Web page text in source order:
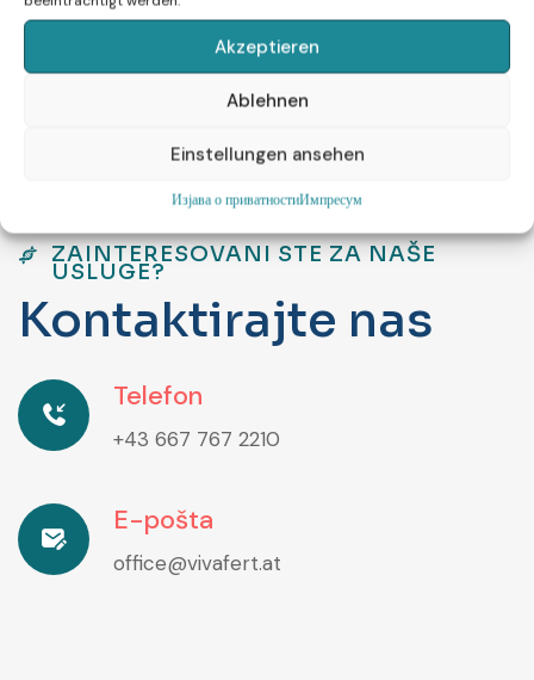
Akzeptieren
Ablehnen
Einstellungen ansehen
Изјава о приватностиИмпресум
ZAINTERESOVANI STE ZA NAŠE
USLUGE?
Kontaktirajte nas
Telefon
+43 667 767 2210
E-pošta
office@vivafert.at